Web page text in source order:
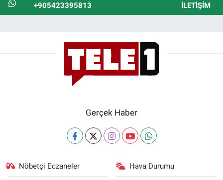
+905423395813 İLETIŞIM
Gerçek Haber
Nöbetçi Eczaneler Hava Durumu